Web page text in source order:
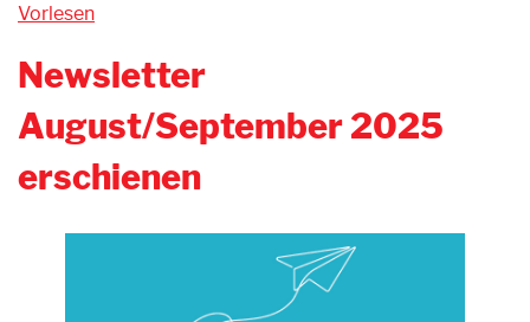
Vorlesen
Newsletter
August/September 2025
erschienen